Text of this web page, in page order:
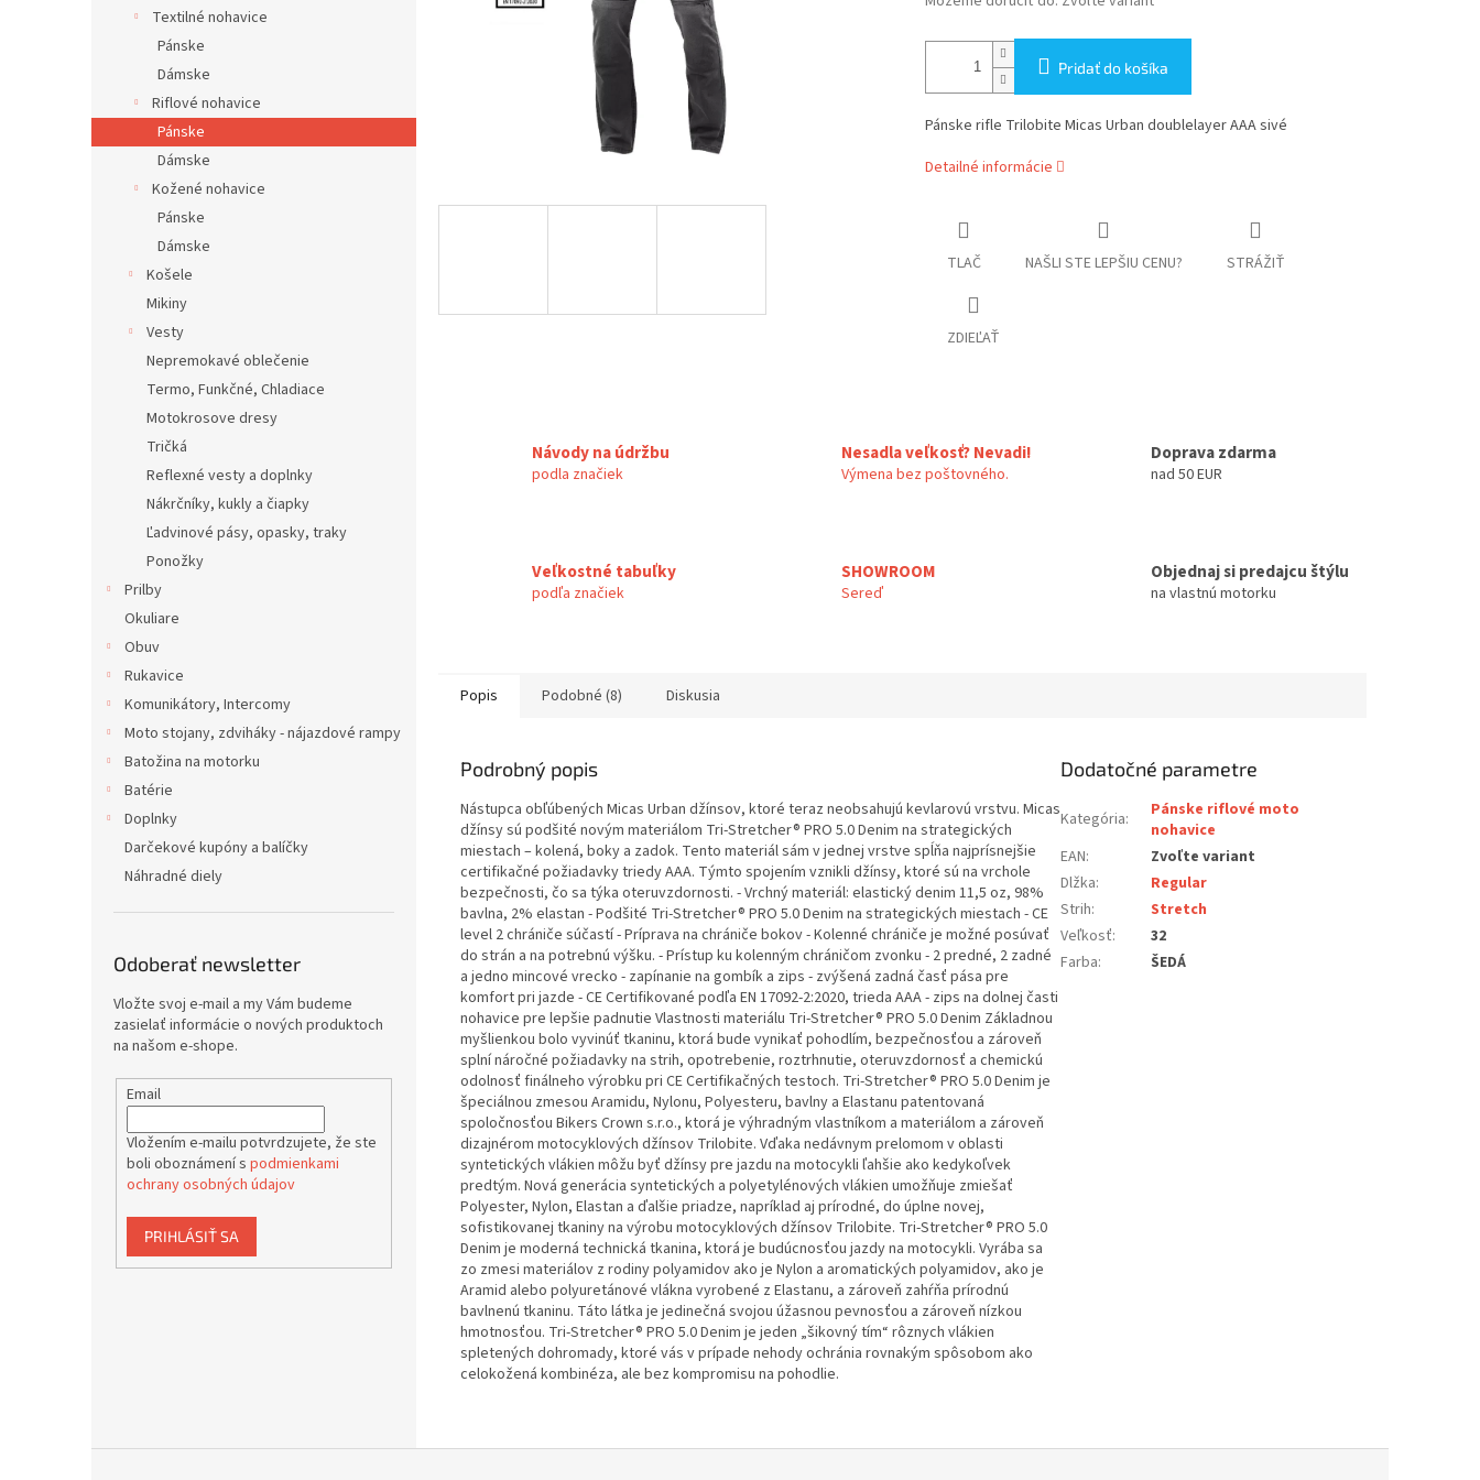
Textilné nohavice
Pánske
Dámske
Riflové nohavice
Pánske
Dámske
Kožené nohavice
Pánske
Dámske
Košele
Mikiny
Vesty
Nepremokavé oblečenie
Termo, Funkčné, Chladiace
Motokrosove dresy
Tričká
Reflexné vesty a doplnky
Nákrčníky, kukly a čiapky
Ľadvinové pásy, opasky, traky
Ponožky
Prilby
Okuliare
Obuv
Rukavice
Komunikátory, Intercomy
Moto stojany, zdviháky - nájazdové rampy
Batožina na motorku
Batérie
Doplnky
Darčekové kupóny a balíčky
Náhradné diely
Odoberať newsletter
Vložte svoj e-mail a my Vám budeme
zasielať informácie o nových produktoch
na našom e-shope.
Email
Vložením e-mailu potvrdzujete, že ste
boli oboznámení s podmienkami
ochrany osobných údajov
PRIHLÁSIŤ SA
Pridať do košíka
Pánske rifle Trilobite Micas Urban doublelayer AAA sivé
Detailné informácie
TLAČ NAŠLI STE LEPŠIU CENU? STRÁŽIŤ
ZDIEĽAŤ
Návody na údržbu
podla značiek
Nesadla veľkosť? Nevadi!
Výmena bez poštovného.
Doprava zdarma
nad 50 EUR
Veľkostné tabuľky
podľa značiek
SHOWROOM
Sereď
Objednaj si predajcu štýlu
na vlastnú motorku
Popis Podobné (8) Diskusia
Podrobný popis
Nástupca obľúbených Micas Urban džínsov, ktoré teraz neobsahujú kevlarovú vrstvu. Micas
džínsy sú podšité novým materiálom Tri-Stretcher® PRO 5.0 Denim na strategických
miestach – kolená, boky a zadok. Tento materiál sám v jednej vrstve spĺňa najprísnejšie
certifikačné požiadavky triedy AAA. Týmto spojením vznikli džínsy, ktoré sú na vrchole
bezpečnosti, čo sa týka oteruvzdornosti. - Vrchný materiál: elastický denim 11,5 oz, 98%
bavlna, 2% elastan - Podšité Tri-Stretcher® PRO 5.0 Denim na strategických miestach - CE
level 2 chrániče súčastí - Príprava na chrániče bokov - Kolenné chrániče je možné posúvať
do strán a na potrebnú výšku. - Prístup ku kolenným chráničom zvonku - 2 predné, 2 zadné
a jedno mincové vrecko - zapínanie na gombík a zips - zvýšená zadná časť pása pre
komfort pri jazde - CE Certifikované podľa EN 17092-2:2020, trieda AAA - zips na dolnej časti
nohavice pre lepšie padnutie Vlastnosti materiálu Tri-Stretcher® PRO 5.0 Denim Základnou
myšlienkou bolo vyvinúť tkaninu, ktorá bude vynikať pohodlím, bezpečnosťou a zároveň
splní náročné požiadavky na strih, opotrebenie, roztrhnutie, oteruvzdornosť a chemickú
odolnosť finálneho výrobku pri CE Certifikačných testoch. Tri-Stretcher® PRO 5.0 Denim je
špeciálnou zmesou Aramidu, Nylonu, Polyesteru, bavlny a Elastanu patentovaná
spoločnosťou Bikers Crown s.r.o., ktorá je výhradným vlastníkom a materiálom a zároveň
dizajnérom motocyklových džínsov Trilobite. Vďaka nedávnym prelomom v oblasti
syntetických vlákien môžu byť džínsy pre jazdu na motocykli ľahšie ako kedykoľvek
predtým. Nová generácia syntetických a polyetylénových vlákien umožňuje zmiešať
Polyester, Nylon, Elastan a ďalšie priadze, napríklad aj prírodné, do úplne novej,
sofistikovanej tkaniny na výrobu motocyklových džínsov Trilobite. Tri-Stretcher® PRO 5.0
Denim je moderná technická tkanina, ktorá je budúcnosťou jazdy na motocykli. Vyrába sa
zo zmesi materiálov z rodiny polyamidov ako je Nylon a aromatických polyamidov, ako je
Aramid alebo polyuretánové vlákna vyrobené z Elastanu, a zároveň zahŕňa prírodnú
bavlnenú tkaninu. Táto látka je jedinečná svojou úžasnou pevnosťou a zároveň nízkou
hmotnosťou. Tri-Stretcher® PRO 5.0 Denim je jeden „šikovný tím“ rôznych vlákien
spletených dohromady, ktoré vás v prípade nehody ochránia rovnakým spôsobom ako
celokožená kombinéza, ale bez kompromisu na pohodlie.
Dodatočné parametre
Kategória:
Pánske riflové moto
nohavice
EAN:
Zvoľte variant
Dlžka:
Regular
Strih:
Stretch
Veľkosť:
32
Farba: ŠEDÁ